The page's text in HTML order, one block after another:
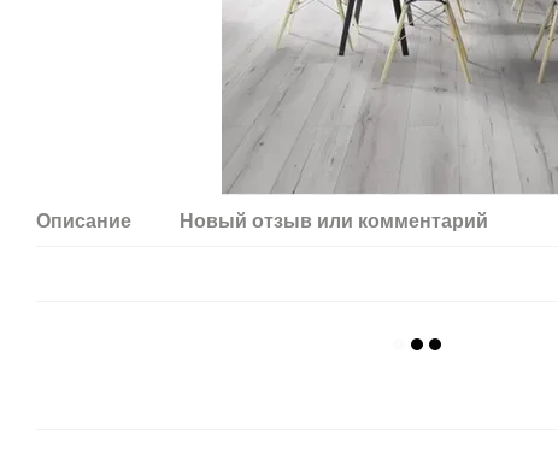
Описание Новый отзыв или комментарий